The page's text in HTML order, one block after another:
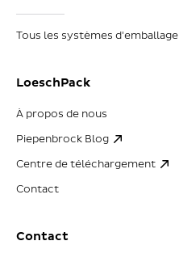
Tous les systèmes d'emballage
LoeschPack
À propos de nous
Piepenbrock Blog
Centre de téléchargement
Contact
Contact